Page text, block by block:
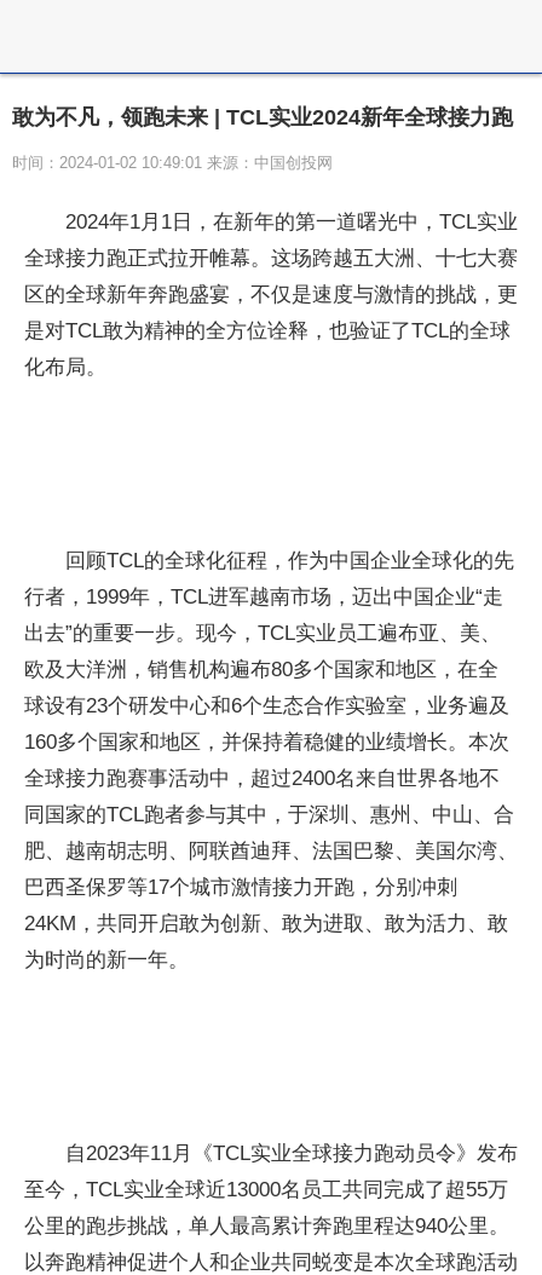
敢为不凡，领跑未来 | TCL实业2024新年全球接力跑
时间：2024-01-02 10:49:01 来源：中国创投网
2024年1月1日，在新年的第一道曙光中，TCL实业
全球接力跑正式拉开帷幕。这场跨越五大洲、十七大赛
区的全球新年奔跑盛宴，不仅是速度与激情的挑战，更
是对TCL敢为精神的全方位诠释，也验证了TCL的全球
化布局。
回顾TCL的全球化征程，作为中国企业全球化的先
行者，1999年，TCL进军越南市场，迈出中国企业“走
出去”的重要一步。现今，TCL实业员工遍布亚、美、
欧及大洋洲，销售机构遍布80多个国家和地区，在全
球设有23个研发中心和6个生态合作实验室，业务遍及
160多个国家和地区，并保持着稳健的业绩增长。本次
全球接力跑赛事活动中，超过2400名来自世界各地不
同国家的TCL跑者参与其中，于深圳、惠州、中山、合
肥、越南胡志明、阿联酋迪拜、法国巴黎、美国尔湾、
巴西圣保罗等17个城市激情接力开跑，分别冲刺
24KM，共同开启敢为创新、敢为进取、敢为活力、敢
为时尚的新一年。
自2023年11月《TCL实业全球接力跑动员令》发布
至今，TCL实业全球近13000名员工共同完成了超55万
公里的跑步挑战，单人最高累计奔跑里程达940公里。
以奔跑精神促进个人和企业共同蜕变是本次全球跑活动